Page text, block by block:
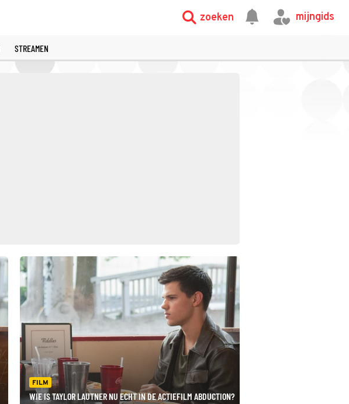
zoeken mijngids
STREAMEN
FILM
WIE IS TAYLOR LAUTNER NU ECHT IN DE ACTIEFILM ABDUCTION?